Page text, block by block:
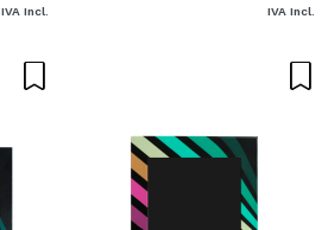
IVA Incl. IVA Incl.